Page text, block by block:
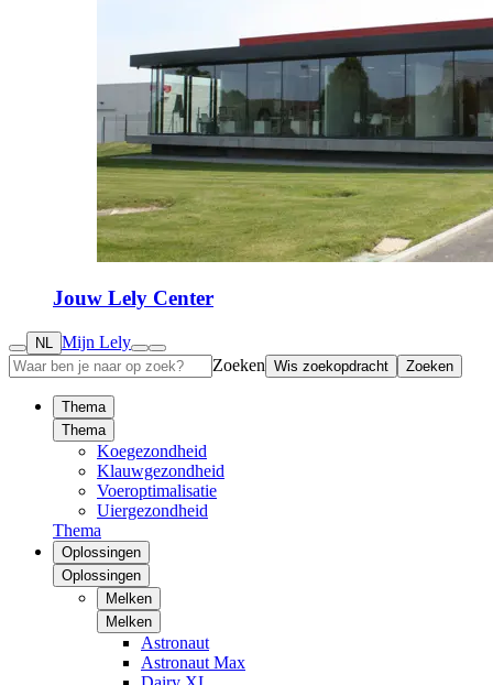
Jouw Lely Center
NL Mijn Lely
Zoeken Wis zoekopdracht Zoeken
Thema
Thema
Koegezondheid
Klauwgezondheid
Voeroptimalisatie
Uiergezondheid
Thema
Oplossingen
Oplossingen
Melken
Melken
Astronaut
Astronaut Max